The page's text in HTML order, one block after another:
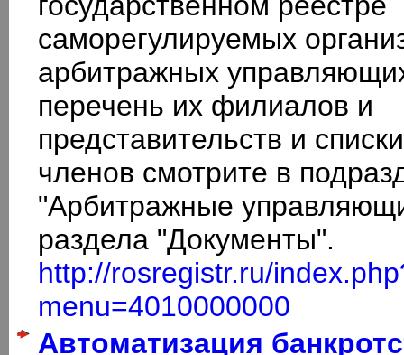
саморегулируемых
арбитражных
перечень их филиалов и
представительств и
членов смотрите в
"Арбитражные
раздела "Документы".
http://rosregistr.ru/
menu=4010000000
Автоматизация